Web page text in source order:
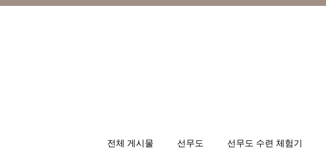
전체 게시물 선무도 선무도 수련 체험기